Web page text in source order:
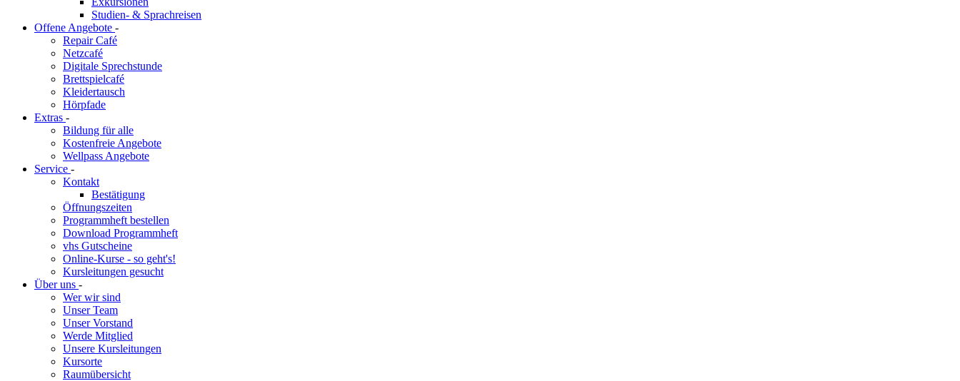
Studien- & Sprachreisen
Offene Angebote -
Repair Café
Netzcafé
Digitale Sprechstunde
Brettspielcafé
Kleidertausch
Hörpfade
Extras -
Bildung für alle
Kostenfreie Angebote
Wellpass Angebote
Service -
Kontakt
Bestätigung
Öffnungszeiten
Programmheft bestellen
Download Programmheft
vhs Gutscheine
Online-Kurse - so geht's!
Kursleitungen gesucht
Über uns -
Wer wir sind
Unser Team
Unser Vorstand
Werde Mitglied
Unsere Kursleitungen
Kursorte
Raumübersicht